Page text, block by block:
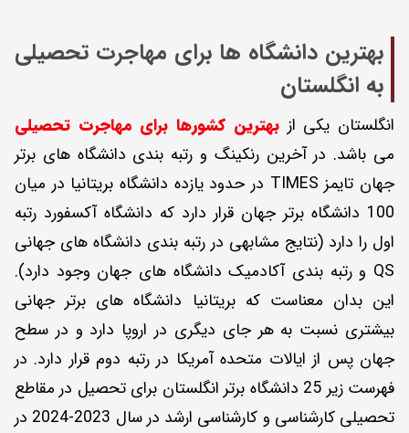
بهترین دانشگاه ها برای مهاجرت تحصیلی
به انگلستان
انگلستان یکی ازبهترین کشورها برای مهاجرت تحصیلی
می باشد. در آخرین رنکینگ و رتبه بندی دانشگاه های برتر
جهان تایمز TIMES در حدود یازده دانشگاه بریتانیا در میان
100 دانشگاه برتر جهان قرار دارد که دانشگاه آکسفورد رتبه
اول را دارد (نتایج مشابهی در رتبه بندی دانشگاه های جهانی
QS و رتبه بندی آکادمیک دانشگاه های جهان وجود دارد).
این بدان معناست که بریتانیا دانشگاه‌ های برتر جهانی
بیشتری نسبت به هر جای دیگری در اروپا دارد و در سطح
جهان پس از ایالات متحده آمریکا در رتبه دوم قرار دارد. در
فهرست زیر 25 دانشگاه برتر انگلستان برای تحصیل در مقاطع
تحصیلی کارشناسی و کارشناسی ارشد در سال 2023-2024 در